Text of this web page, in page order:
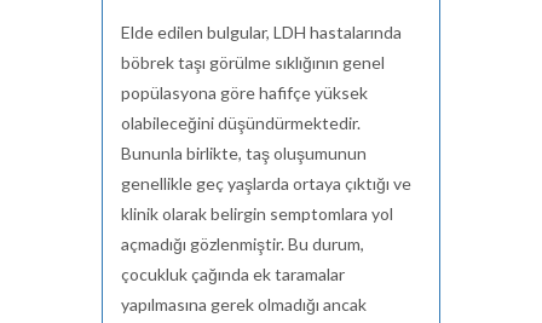
Elde edilen bulgular, LDH hastalarında
böbrek taşı görülme sıklığının genel
popülasyona göre hafifçe yüksek
olabileceğini düşündürmektedir.
Bununla birlikte, taş oluşumunun
genellikle geç yaşlarda ortaya çıktığı ve
klinik olarak belirgin semptomlara yol
açmadığı gözlenmiştir. Bu durum,
çocukluk çağında ek taramalar
yapılmasına gerek olmadığı ancak